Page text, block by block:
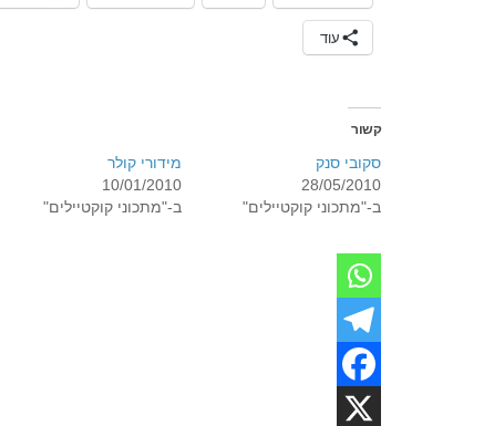
עוד
קשור
סקובי סנק
28/05/2010
ב-"מתכוני קוקטיילים"
מידורי קולר
10/01/2010
ב-"מתכוני קוקטיילים"